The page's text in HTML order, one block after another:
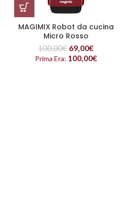
MAGIMIX Robot da cucina
Micro Rosso
100,00€ 69,00€
Prima Era: 100,00€